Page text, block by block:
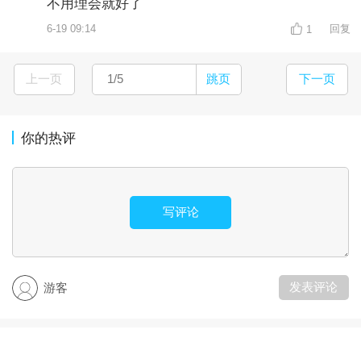
不用理会就好了
6-19 09:14 1 回复
上一页 跳页 下一页
你的热评
写评论
游客 发表评论